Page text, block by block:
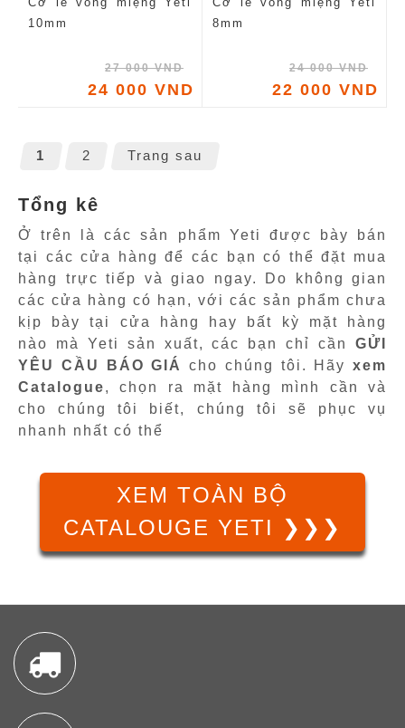
10mm
27 000 VND
24 000 VND
8mm
24 000 VND
22 000 VND
1 2 Trang sau
Tổng kê
Ở trên là các sản phẩm Yeti được bày bán
tại các cửa hàng để các bạn có thể đặt mua
hàng trực tiếp và giao ngay. Do không gian
các cửa hàng có hạn, với các sản phẩm chưa
kịp bày tại cửa hàng hay bất kỳ mặt hàng
nào mà Yeti sản xuất, các bạn chỉ cần GỬI
YÊU CẦU BÁO GIÁ
cho chúng tôi. Hãy xem
Catalogue, chọn ra mặt hàng mình cần và
cho chúng tôi biết, chúng tôi sẽ phục vụ
nhanh nhất có thể
XEM TOÀN BỘ
CATALOUGE YETI ❯❯❯